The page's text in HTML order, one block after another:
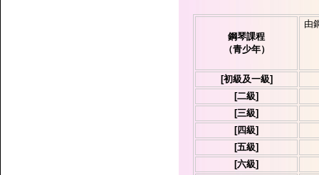
鋼琴課程
（青少年）
由
[初級及一級]
[二級]
[三級]
[四級]
[五級]
[六級]